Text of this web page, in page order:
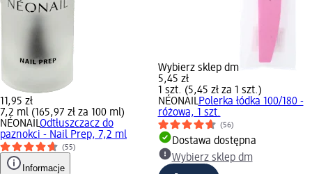
11,95 zł
7,2 ml (165,97 zł za 100 ml)
NÉONAILOdtłuszczacz do
paznokci - Nail Prep, 7,2 ml
(55)
Informacje
Wybierz sklep dm
5,45 zł
1 szt. (5,45 zł za 1 szt.)
NÉONAILPolerka łódka 100/180 -
różowa, 1 szt.
(56)
Dostawa dostępna
Wybierz sklep dm